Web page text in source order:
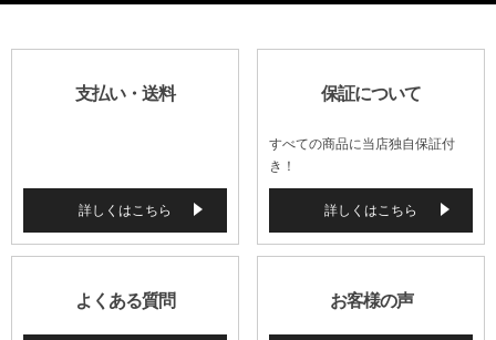
支払い・送料
詳しくはこちら
保証について
すべての商品に当店独自保証付
き！
詳しくはこちら
よくある質問 お客様の声